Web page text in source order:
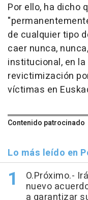
Por ello, ha dicho
de cualquier tipo
caer nunca,
institucional, en
revictimización
víctimas en
Contenido patrocinado
Lo más leído en
O.Próximo.-
nuevo